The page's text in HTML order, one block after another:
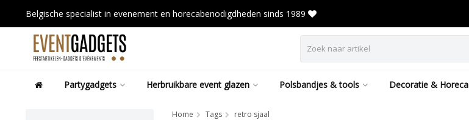
Belgische specialist in evenement en horecabenodigdheden sinds 1989
Partygadgets Herbruikbare event glazen Polsbandjes & tools Decoratie & Horeca
Home Tags retro sjaal